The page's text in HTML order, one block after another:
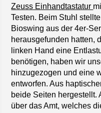
Zeuss Einhandtastatur
Testen. Beim Stuhl
Bioswing aus der 4er-
herausgefunden hatten,
linken Hand eine
benötigen, haben wir
hinzugezogen und eine
entworfen. Aus
beide Seiten hergestellt.
über das Amt, welches